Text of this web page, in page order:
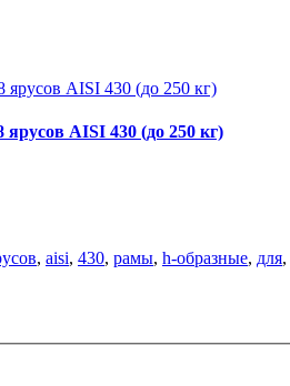
AISI 430 (до 250 кг)
, aisi, 430, рамы, h-образные, для,